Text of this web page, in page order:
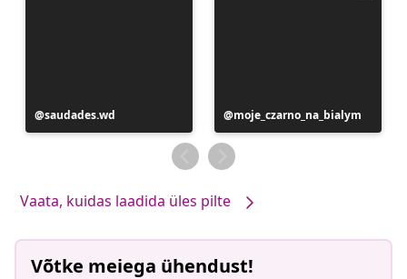
Postitus
avaldatud
saudades.wd
Postitus
avaldatud
moje_czarno_na_bialym
Vaata, kuidas laadida üles pilte
Võtke meiega ühendust!